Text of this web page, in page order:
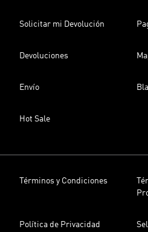
Solicitar mi Devolución
Devoluciones
Envío
Hot Sale
Términos y Condiciones
Política de Privacidad